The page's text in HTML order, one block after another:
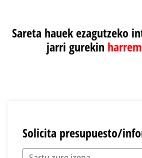
Sareta hauek ezagutzeko
jarri gurekin
Solicita presupuesto/